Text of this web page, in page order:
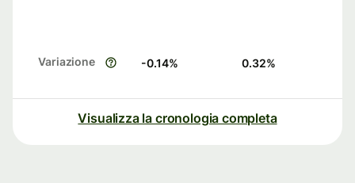
Variazione -0.14% 0.32%
Visualizza la cronologia completa